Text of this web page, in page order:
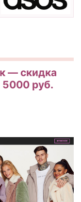
— скидка
5000 руб.